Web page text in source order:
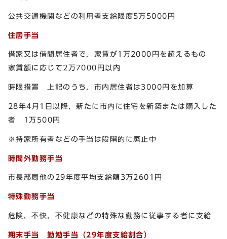
公共交通機関などの利用者支給限度5万5000円
住居手当
借家又は借間居住者で，家賃が1万2000円を超えるもの
家賃額に応じて2万7000円以内
時限措置 上記のうち，市内居住者は3000円を加算
28年4月1日以降，新たに市内に住宅を新築または購入した
者 1万500円
※持家所有者などの手当は段階的に廃止中
時間外勤務手当
市長部局他の29年度平均支給額3万2601円
特殊勤務手当
危険，不快，不健康などの特殊な勤務に従事する者に支給
期末手当 勤勉手当（29年度支給割合）